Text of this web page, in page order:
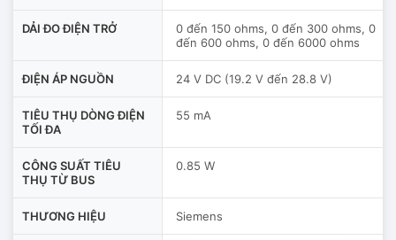
DẢI ĐO ĐIỆN TRỞ
0 đến 150 ohms, 0 đến 300 ohms, 0
đến 600 ohms, 0 đến 6000 ohms
ĐIỆN ÁP NGUỒN 24 V DC (19.2 V đến 28.8 V)
TIÊU THỤ DÒNG ĐIỆN
TỐI ĐA
55 mA
CÔNG SUẤT TIÊU
THỤ TỪ BUS
0.85 W
THƯƠNG HIỆU Siemens